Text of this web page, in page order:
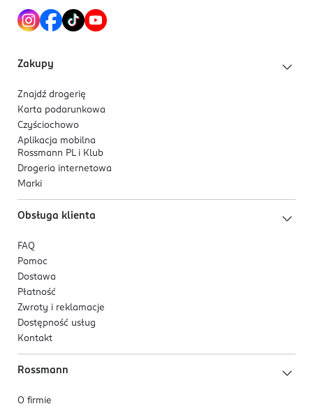
rozmiar)
Kod EAN
Zakupy
Znajdź drogerię
Karta podarunkowa
Czyściochowo
Aplikacja mobilna
Rossmann PL i Klub
Drogeria internetowa
Marki
Obsługa klienta
FAQ
Pomoc
Dostawa
Płatność
Zwroty i reklamacje
Dostępność usług
Kontakt
Rossmann
O firmie